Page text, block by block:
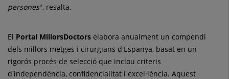
persones", resalta.
El Portal MillorsDoctors elabora anualment un compendi
dels millors metges i cirurgians d'Espanya, basat en un
rigorós procés de selecció que inclou criteris
d'independència, confidencialitat i excel·lència. Aquest